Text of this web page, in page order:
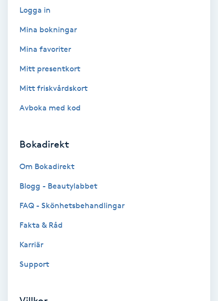
Fransfärgning
Fransförlängning Megavolym
Fransrengöring
Friskvård
Frisör
Logga in
Mina bokningar
Mina favoriter
Mitt presentkort
Mitt friskvårdskort
Avboka med kod
Bokadirekt
Om Bokadirekt
Blogg - Beautylabbet
FAQ - Skönhetsbehandlingar
Fakta & Råd
Karriär
Support